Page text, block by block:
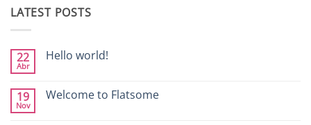
LATEST POSTS
22
Abr
Hello world!
comentarios
en
19
Nov
Welcome to Flatsome